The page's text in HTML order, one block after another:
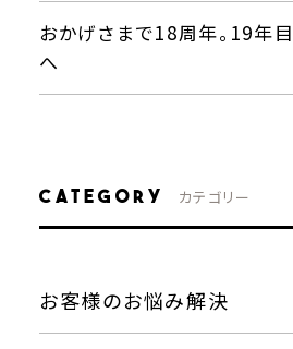
おかげさまで18周年。19
へ
CATEGORY カテゴリー
お客様のお悩み解決